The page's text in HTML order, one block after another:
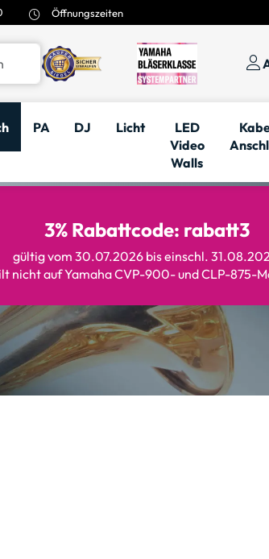
Öffnungszeiten
PA DJ Licht
LED
Video
Walls
3% Rabattcode: rabatt3
gültig vom 30.07.2026 bis einschl.
nicht auf Yamaha CVP-900- und CLP-875-